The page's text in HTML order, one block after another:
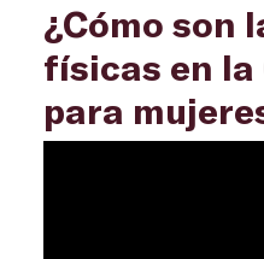
¿Cómo son
físicas en la
para